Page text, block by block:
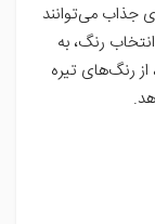
جذاب می‌توانند
رنگ، به
رنگ‌های تیره